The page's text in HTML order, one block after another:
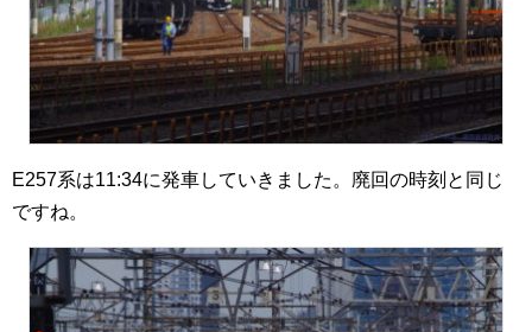
E257系は11:34に発車していきました。廃回の時刻と同じ
ですね。